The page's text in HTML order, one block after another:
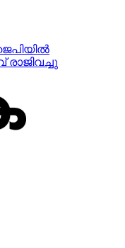
രാജിവച്ചു